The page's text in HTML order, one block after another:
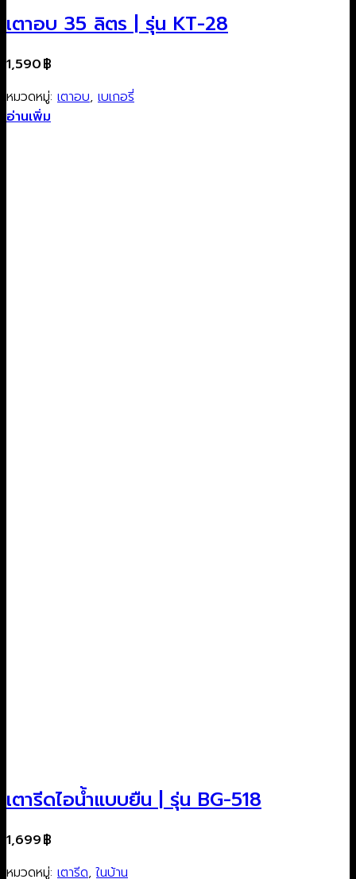
เตาอบ 35 ลิตร | รุ่น KT-28
1,590฿
หมวดหมู่: เตาอบ, เบเกอรี่
อ่านเพิ่ม
เตารีดไอน้ำแบบยืน | รุ่น BG-518
1,699฿
หมวดหมู่: เตารีด,ในบ้าน